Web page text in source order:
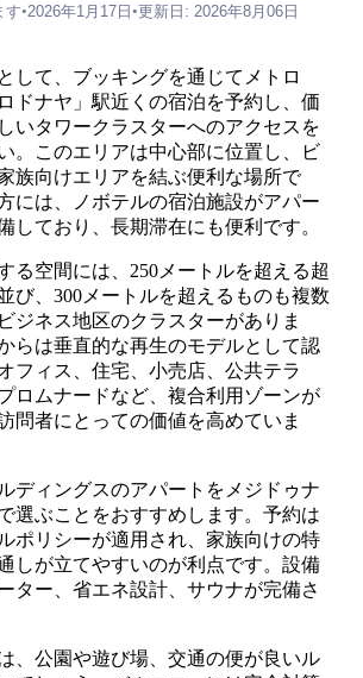
す•2026年1月17日 •更新日: 2026年8月06日
して、ブッキングを通じてメトロ
ドナヤ」駅近くの宿泊を予約し、価
いタワークラスターへのアクセスを
。このエリアは中心部に位置し、ビ
族向けエリアを結ぶ便利な場所で
には、ノボテルの宿泊施設がアパー
しており、長期滞在にも便利です。
る空間には、250メートルを超える超
び、300メートルを超えるものも複数
ジネス地区のクラスターがありま
らは垂直的な再生のモデルとして認
フィス、住宅、小売店、公共テラ
ロムナードなど、複合利用ゾーンが
問者にとっての価値を高めていま
ディングスのアパートをメジドゥナ
選ぶことをおすすめします。予約は
ポリシーが適用され、家族向けの特
しが立てやすいのが利点です。設備
ター、省エネ設計、サウナが完備さ
、公園や遊び場、交通の便が良いル